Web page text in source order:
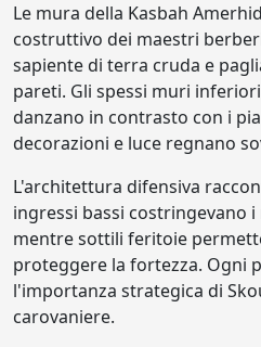
Le mura della Kasbah
costruttivo dei maestri
sapiente di terra cruda e
pareti. Gli spessi muri
danzano in contrasto con i
decorazioni e luce regnano
L'architettura difensiva
ingressi bassi costringevano
mentre sottili feritoie
proteggere la fortezza. Ogni
l'importanza strategica di
carovaniere.